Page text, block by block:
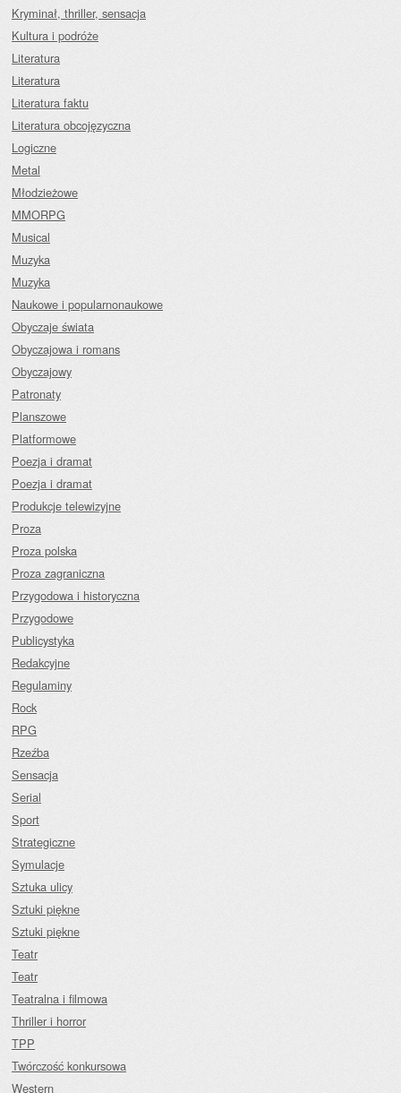
Kryminał, thriller, sensacja
Kultura i podróże
Literatura
Literatura
Literatura faktu
Literatura obcojęzyczna
Logiczne
Metal
Młodzieżowe
MMORPG
Musical
Muzyka
Muzyka
Naukowe i popularnonaukowe
Obyczaje świata
Obyczajowa i romans
Obyczajowy
Patronaty
Planszowe
Platformowe
Poezja i dramat
Poezja i dramat
Produkcje telewizyjne
Proza
Proza polska
Proza zagraniczna
Przygodowa i historyczna
Przygodowe
Publicystyka
Redakcyjne
Regulaminy
Rock
RPG
Rzeźba
Sensacja
Serial
Sport
Strategiczne
Symulacje
Sztuka ulicy
Sztuki piękne
Sztuki piękne
Teatr
Teatr
Teatralna i filmowa
Thriller i horror
TPP
Twórczość konkursowa
Western